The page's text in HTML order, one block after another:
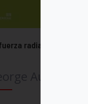
radiante de la fe